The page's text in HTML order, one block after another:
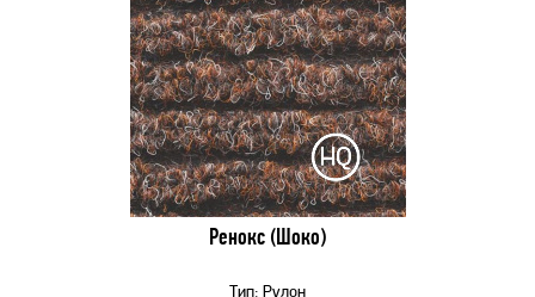
Ренокс (Шоко)
Тип: Рулон